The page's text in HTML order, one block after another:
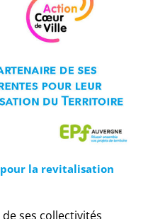
pour la revitalisation
de ses collectivités